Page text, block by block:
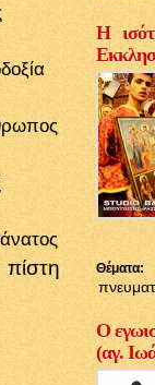
πίστη
Η
Θέματα:
Ο
(αγ.